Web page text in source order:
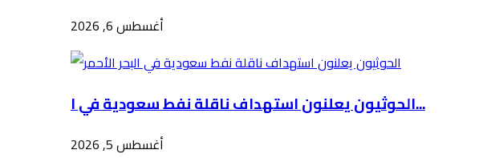
أغسطس 6, 2026
الحوثيون يعلنون استهداف ناقلة نفط سعودية في ا...
أغسطس 5, 2026